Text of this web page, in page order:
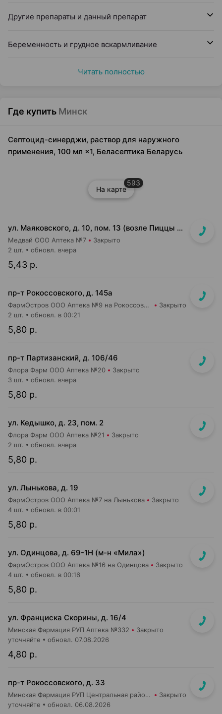
Другие препараты и данный препарат
Беременность и грудное вскармливание
Читать полностью
Где купить Минск
Септоцид-синерджи, раствор для наружного
применения, 100 мл ×1, Беласептика Беларусь
На карте
593
ул. Маяковского, д. 10, пом. 13 (возле Пиццы Мании)
Медвай ООО Аптека №7 Закрыто
5,43 р.
2 шт. обновл. вчера
пр-т Рокоссовского, д. 145а
ФармОстров ООО Аптека №9 на Рокоссовского Закрыто
5,80 р.
2 шт. обновл. в 00:21
пр-т Партизанский, д. 106/46
Флора Фарм ООО Аптека №20 Закрыто
5,80 р.
3 шт. обновл. вчера
ул. Кедышко, д. 23, пом. 2
Флора Фарм ООО Аптека №21 Закрыто
5,80 р.
2 шт. обновл. вчера
ул. Лынькова, д. 19
ФармОстров ООО Аптека №7 на Лынькова Закрыто
5,80 р.
4 шт. обновл. в 00:01
ул. Одинцова, д. 69-1Н (м-н «Мила»)
ФармОстров ООО Аптека №16 на Одинцова Закрыто
5,80 р.
4 шт. обновл. в 00:16
ул. Франциска Скорины, д. 16/4
Минская Фармация РУП Аптека №332 Закрыто
4,80 р.
уточняйте обновл. 07.08.2026
пр-т Рокоссовского, д. 33
Минская Фармация РУП Центральная районная аптека №182 Закрыто
уточняйте обновл. 06.08.2026